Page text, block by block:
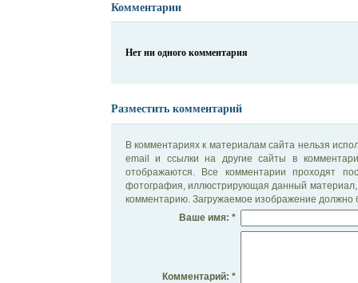
Комментарии
Нет ни одного комментария
Разместить комментарий
В комментариях к материалам сайта нельзя
email и ссылки на другие сайты в
отображаются. Все комментарии проходят
фотография, иллюстрирующая данный материал,
комментарию. Загружаемое изображение должно
Ваше имя: *
Комментарий: *